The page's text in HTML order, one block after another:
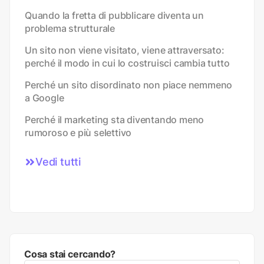
Quando la fretta di pubblicare diventa un
problema strutturale
Un sito non viene visitato, viene attraversato:
perché il modo in cui lo costruisci cambia tutto
Perché un sito disordinato non piace nemmeno
a Google
Perché il marketing sta diventando meno
rumoroso e più selettivo
Vedi tutti
Cosa stai cercando?